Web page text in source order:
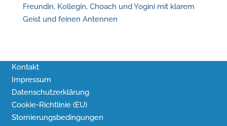
Freundin, Kollegin, Choach und Yogini mit klarem
Geist und feinen Antennen
Kontakt
Impressum
Datenschutzerklärung
Cookie-Richtlinie (EU)
Stornierungsbedingungen